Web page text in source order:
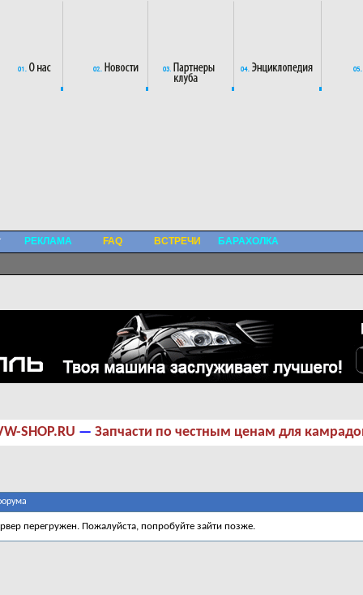
РЕКЛАМА FAQ ВСТРЕЧИ БАРАХОЛКА
SHOP.RU — Запчасти по честным ценам для
перегружен. Пожалуйста, попробуйте зайти позже.